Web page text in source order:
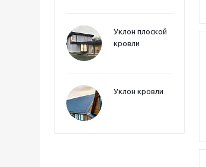
Уклон плоской
кровли
Уклон кровли